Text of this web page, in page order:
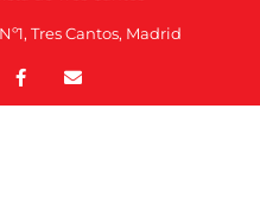
Tres Cantos, Madrid